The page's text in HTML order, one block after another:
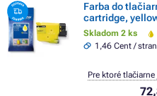
Farba do
cartridge,
Skladom 2 ks
1,46 Cent /
Pre ktoré